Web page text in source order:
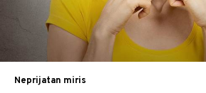
Neprijatan miris